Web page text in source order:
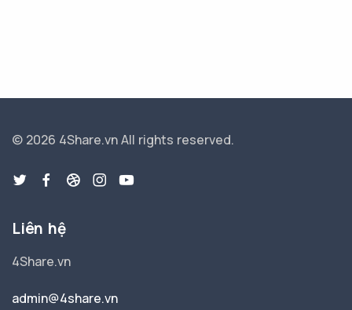
© 2026 4Share.vnAll rights reserved.
Liên hệ
4Share.vn
admin@4share.vn